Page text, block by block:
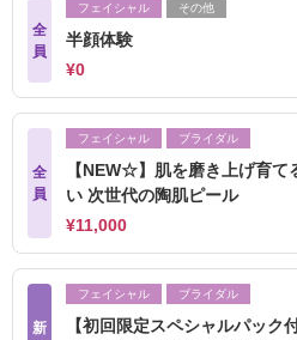
全
員
フェイシャル その他
半顔体験
¥0
全
員
フェイシャル ブライダル
【NEW☆】肌を磨き上げ育て
い 次世代の陶肌ピール
¥11,000
新
フェイシャル ブライダル
【初回限定スペシャルパッ